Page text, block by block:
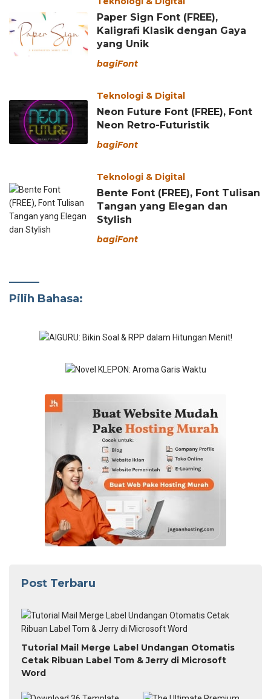
Paper Sign Font (FREE),
Kaligrafi Klasik dengan Gaya
yang Unik
bagiFont
Teknologi & Digital
Neon Future Font (FREE), Font
Neon Retro-Futuristik
bagiFont
Teknologi & Digital
Bente Font (FREE), Font Tulisan
Tangan yang Elegan dan
Stylish
bagiFont
Pilih Bahasa:
Post Terbaru
Tutorial Mail Merge Label Undangan Otomatis
Cetak Ribuan Label Tom & Jerry di Microsoft
Word